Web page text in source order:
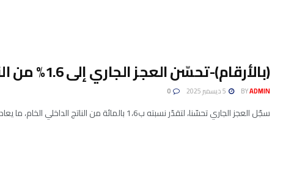
(بالأرقام)-تحسّن العجز الجاري إلى 1.6% من الناتج الداخلي الخام..
BYADMIN
سجّل العجز الجاري تحسّنا، لتقدّر نسبته ب1،6 بالمائة من الناتج الداخلي الخام، ما يعادل 2،6 مليار دينار في سنة 2024، ...